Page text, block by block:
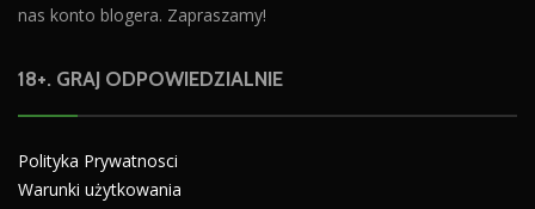
nas konto blogera. Zapraszamy!
18+. GRAJ ODPOWIEDZIALNIE
Polityka Prywatnosci
Warunki użytkowania